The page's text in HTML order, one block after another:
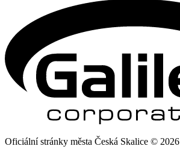
Oficiální stránky města Česká Skalice © 2026